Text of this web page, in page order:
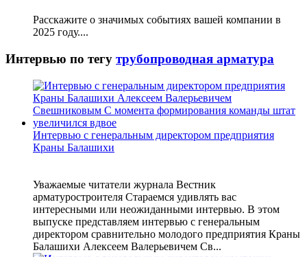
Расскажите о значимых событиях вашей компании в
2025 году....
Интервью по тегу трубопроводная арматура
Интервью с генеральным директором предприятия
Краны Балашихи
Уважаемые читатели журнала Вестник
арматуростроителя Стараемся удивлять вас
интересными или неожиданными интервью. В этом
выпуске представляем интервью с генеральным
директором сравнительно молодого предприятия Краны
Балашихи Алексеем Валерьевичем Св...